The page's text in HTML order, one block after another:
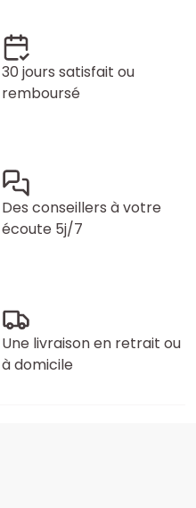
30 jours satisfait ou
remboursé
Des conseillers à votre
écoute 5j/7
Une livraison en retrait ou
à domicile